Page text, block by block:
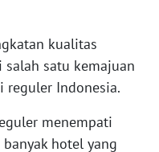
kualitas
satu kemajuan
reguler Indonesia.
menempati
hotel yang